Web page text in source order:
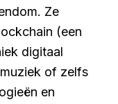
Ze
(een
digitaal
of zelfs
en